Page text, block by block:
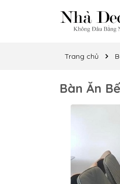
Trang chủ
Bàn Ăn